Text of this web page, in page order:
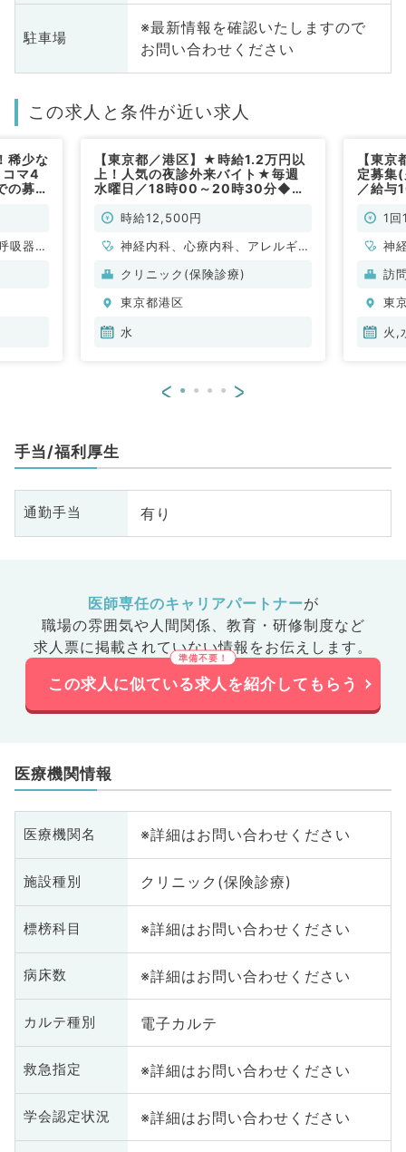
駐車場
※最新情報を確認いたしますので
お問い合わせください
この求人と条件が近い求人
稀少な
マ4
の募集
吸器内
【東京都／港区】★時給1.2万円以
上！人気の夜診外来バイト★毎週
水曜日／18時00～20時30分◆駅
をお願いします（内科系・皮膚科・
時給12,500円
神経内科、心療内科、アレルギー
科、皮膚科、一般内科、循環器内
分泌・代謝内科、腎臓内科、老年
内科、膠原病科
クリニック(保険診療)
東京都港区
水
【東
定募
／給与
1
神
形
小
循
訪
東
火,
< >
手当/福利厚生
通勤手当 有り
医師専任のキャリアパートナーが
職場の雰囲気や人間関係、 教育・研修制度など
求人票に掲載されていない情報をお伝えします。
この求人に似ている求人を紹介してもらう
医療機関情報
医療機関名 ※詳細はお問い合わせください
施設種別 クリニック(保険診療)
標榜科目 ※詳細はお問い合わせください
病床数 ※詳細はお問い合わせください
カルテ種別 電子カルテ
救急指定 ※詳細はお問い合わせください
学会認定状況 ※詳細はお問い合わせください